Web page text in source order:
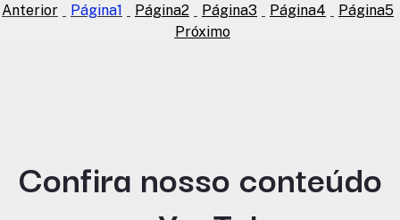
Anterior Página1 Página2 Página3 Página4 Página5
Próximo
Confira nosso conteúdo